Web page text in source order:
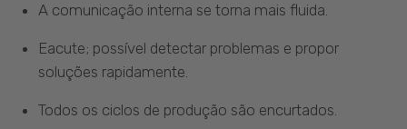
A comunicação interna se torna mais fluida.
Eacute; possível detectar problemas e propor
soluções rapidamente.
Todos os ciclos de produção são encurtados.